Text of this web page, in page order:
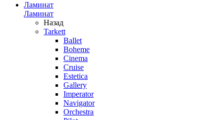
Ламинат
Ламинат
Назад
Tarkett
Ballet
Boheme
Cinema
Cruise
Estetica
Gallery
Imperator
Navigator
Orchestra